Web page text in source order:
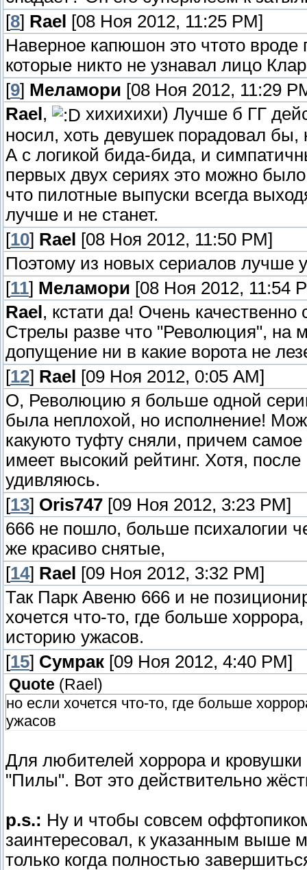
[8] Rael
[08 Ноя 2012, 11:25 PM]
Наверное капюшон это чтото вроде
которые никто не узнавал лицо
[9] Меламори [08 Ноя 2012, 11:29
Rael ,
хихихихи) Лучше б ГГ
носил, хоть девушек порадовал бы,
А с логикой бида-бида, и
первых двух сериях это можно
что пилотные выпуски всегда
лучше и не станет.
[10] Rael
[08 Ноя 2012, 11:50 PM]
Поэтому из новых сериалов лучше
[11] Меламори [08 Ноя 2012, 11:54
Rael , кстати да! Очень
Стрелы разве что "Революция", на
допущение ни в какие ворота не
[12] Rael
[09 Ноя 2012, 0:05 AM]
О, Революцию я больше одной
была неплохой, но исполнение!
какуюто туфту сняли, причем
имеет высокий рейтинг. Хотя,
удивляюсь.
[13] Oris747 [09 Ноя 2012, 3:23 PM]
666 не пошло, больше психалогии
же красиво снятые,
[14] Rael
[09 Ноя 2012, 3:32 PM]
Так Парк Авеню 666 и не
хочется что-то, где больше
историю ужасов.
[15] Сумрак [09 Ноя 2012, 4:40 PM]
Quote ( Rael )
но если хочется что-то, где больше
ужасов
Для любителей хоррора и
"Пилы". Вот это действительно
p.s.: Ну и чтобы совсем
заинтересовал, к указанным выше
только когда полностью